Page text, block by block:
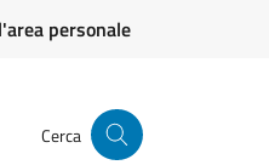
personale
Cerca